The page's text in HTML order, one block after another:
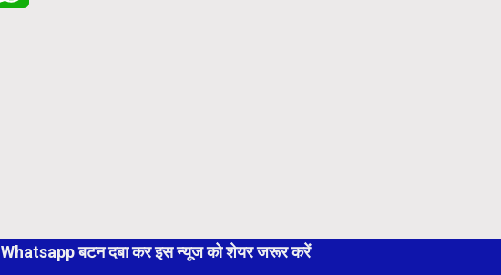
Whatsapp बटन दबा कर इस न्यूज को शेयर जरूर करें